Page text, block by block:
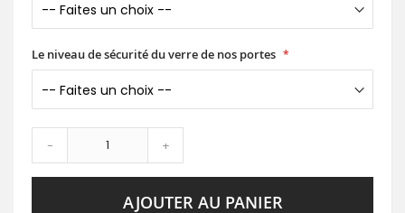
Le niveau de sécurité du verre de nos portes
- +
AJOUTER AU PANIER